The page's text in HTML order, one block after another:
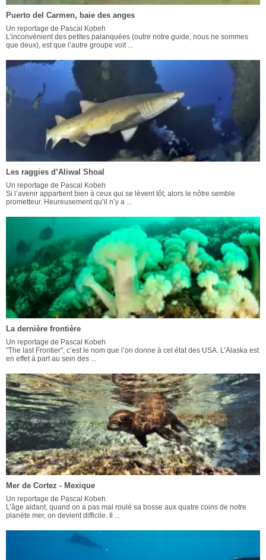
Puerto del Carmen, baie des anges
Un reportage de Pascal Kobeh
L’inconvénient des petites palanquées (outre notre guide, nous ne sommes
que deux), est que l’autre groupe voit ...
Les raggies d’Aliwal Shoal
Un reportage de Pascal Kobeh
Si l’avenir appartient bien à ceux qui se lèvent tôt, alors le nôtre semble
prometteur. Heureusement qu’il n’y a ...
La dernière frontière
Un reportage de Pascal Kobeh
"The last Frontier", c’est le nom que l’on donne à cet état des USA. L’Alaska est
en effet à part au sein des ...
Mer de Cortez - Mexique
Un reportage de Pascal Kobeh
L’âge aidant, quand on a pas mal roulé sa bosse aux quatre coins de notre
planète mer, on devient difficile. Il ...